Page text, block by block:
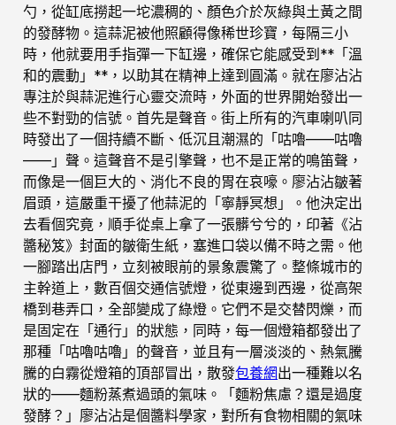
勺，從缸底撈起一坨濃稠的、顏色介於灰綠與土黃之間
的發酵物。這蒜泥被他照顧得像稀世珍寶，每隔三小
時，他就要用手指彈一下缸邊，確保它能感受到**「溫
和的震動」**，以助其在精神上達到圓滿。就在廖沾沾
專注於與蒜泥進行心靈交流時，外面的世界開始發出一
些不對勁的信號。首先是聲音。街上所有的汽車喇叭同
時發出了一個持續不斷、低沉且潮濕的「咕嚕——咕嚕
——」聲。這聲音不是引擎聲，也不是正常的鳴笛聲，
而像是一個巨大的、消化不良的胃在哀嚎。廖沾沾皺著
眉頭，這嚴重干擾了他蒜泥的「寧靜冥想」。他決定出
去看個究竟，順手從桌上拿了一張髒兮兮的，印著《沾
醬秘笈》封面的皺衛生紙，塞進口袋以備不時之需。他
一腳踏出店門，立刻被眼前的景象震驚了。整條城市的
主幹道上，數百個交通信號燈，從東邊到西邊，從高架
橋到巷弄口，全部變成了綠燈。它們不是交替閃爍，而
是固定在「通行」的狀態，同時，每一個燈箱都發出了
那種「咕嚕咕嚕」的聲音，並且有一層淡淡的、熱氣騰
騰的白霧從燈箱的頂部冒出，散發包養網出一種難以名
狀的——麵粉蒸煮過頭的氣味。「麵粉焦慮？還是過度
發酵？」廖沾沾是個醬料學家，對所有食物相關的氣味